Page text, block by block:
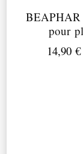
BEAPHAR
pour
14,90€